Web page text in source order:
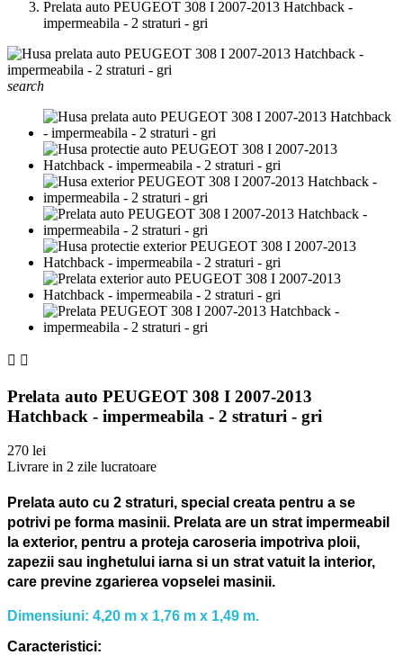
Prelata auto PEUGEOT 308 I 2007-2013 Hatchback -
impermeabila - 2 straturi - gri
search
 
Prelata auto PEUGEOT 308 I 2007-2013
Hatchback - impermeabila - 2 straturi - gri
270 lei
Livrare in 2 zile lucratoare
Prelata auto cu 2 straturi, special creata pentru a se
potrivi pe forma masinii. Prelata are un strat impermeabil
la exterior, pentru a proteja caroseria impotriva ploii,
zapezii sau inghetului iarna si un strat vatuit la interior,
care previne zgarierea vopselei masinii.
Dimensiuni: 4,20 m x 1,76 m x 1,49 m.
Caracteristici: